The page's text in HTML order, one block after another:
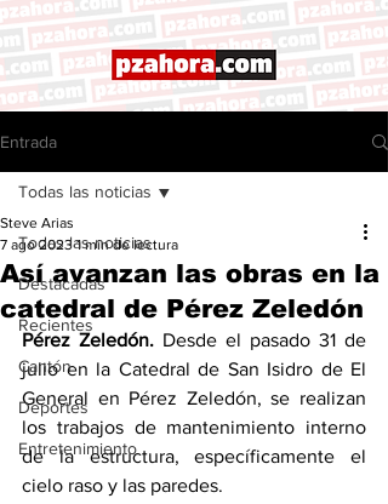
Entrada
Todas las noticias
Destacadas
Recientes
Cantón
Deportes
Entretenimiento
Todas las noticias
Así avanzan las obras en la
catedral de Pérez Zeledón
Steve Arias
7 ago 2023 1 min de lectura
Pérez Zeledón. Desde el pasado 31 de
julio en la Catedral de San Isidro de El
General en Pérez Zeledón, se realizan
los trabajos de mantenimiento interno
de la estructura, específicamente el
cielo raso y las paredes.